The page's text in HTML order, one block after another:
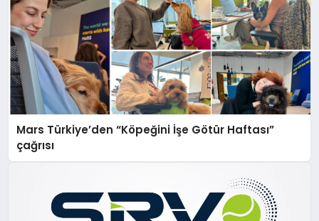
Mars Türkiye’den “Köpeğini İşe Götür Haftası”
çağrısı